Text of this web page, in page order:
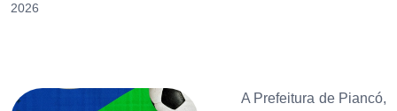
2026
A Prefeitura de Piancó,